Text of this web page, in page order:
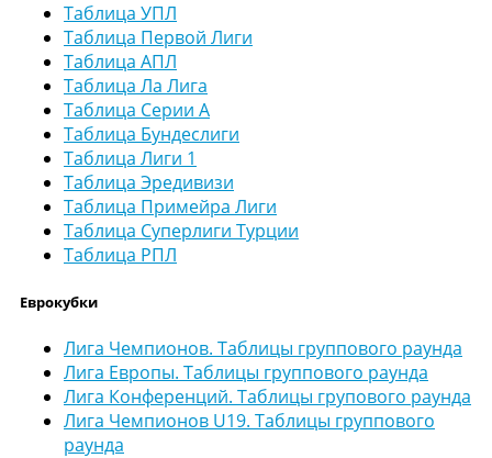
Таблица УПЛ
Таблица Первой Лиги
Таблица АПЛ
Таблица Ла Лига
Таблица Серии А
Таблица Бундеслиги
Таблица Лиги 1
Таблица Эредивизи
Таблица Примейра Лиги
Таблица Суперлиги Турции
Таблица РПЛ
Еврокубки
Лига Чемпионов. Таблицы группового раунда
Лига Европы. Таблицы группового раунда
Лига Конференций. Таблицы групового раунда
Лига Чемпионов U19. Таблицы группового
раунда